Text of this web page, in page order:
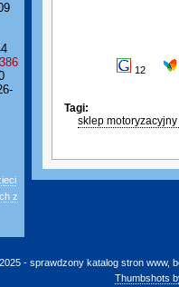
z
12
Tagi:
sklep motoryzacyjny
- sprawdzony katalog stron www,
Thumbshots